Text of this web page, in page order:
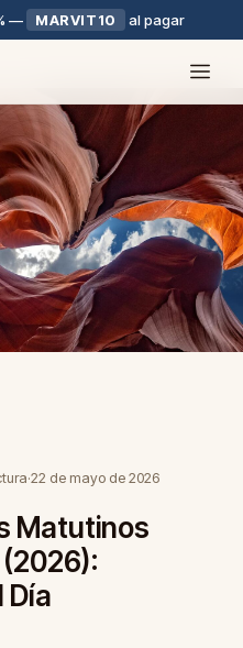
— MARVIT10 al pagar
·22 de mayo de 2026
Matutinos
Día